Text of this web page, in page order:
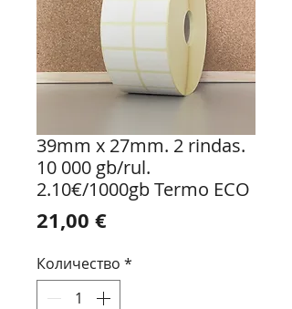
39mm x 27mm. 2 rindas.
10 000 gb/rul.
2.10€/1000gb Termo ECO
21,00 €Цена
Количество *